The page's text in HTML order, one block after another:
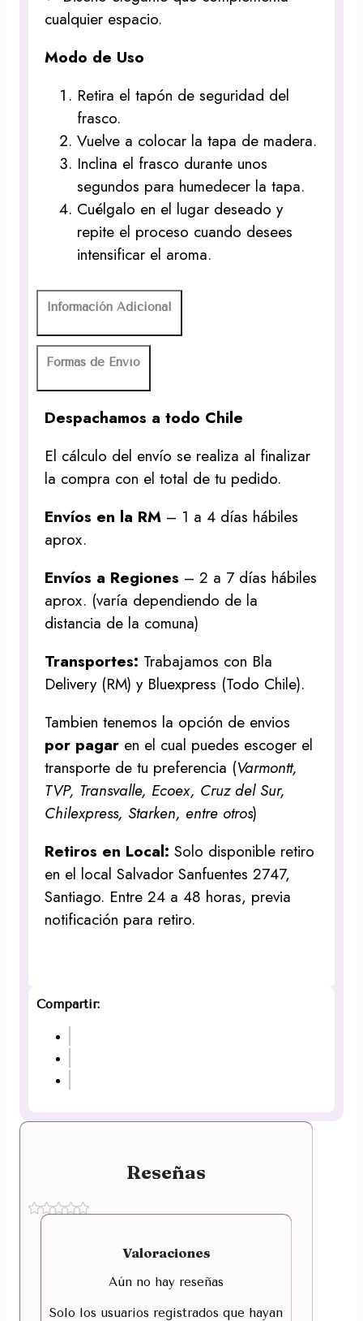
cualquier espacio.
Modo de Uso
Retira el tapón de seguridad del
frasco.
Vuelve a colocar la tapa de madera.
Inclina el frasco durante unos
segundos para humedecer la tapa.
Cuélgalo en el lugar deseado y
repite el proceso cuando desees
intensificar el aroma.
Información Adicional
Formas de Envío
Despachamos a todo Chile
El cálculo del envío se realiza al finalizar
la compra con el total de tu pedido.
Envíos en la RM – 1 a 4 días hábiles
aprox.
Envíos a Regiones – 2 a 7 días hábiles
aprox. (varía dependiendo de la
distancia de la comuna)
Transportes: Trabajamos con Bla
Delivery (RM) y Bluexpress (Todo Chile).
Tambien tenemos la opción de envios
por pagar en el cual puedes escoger el
transporte de tu preferencia (Varmontt,
TVP, Transvalle, Ecoex, Cruz del Sur,
Chilexpress, Starken, entre otros)
Retiros en Local:Solo disponible retiro
en el local Salvador Sanfuentes 2747,
Santiago. Entre 24 a 48 horas, previa
notificación para retiro.
Compartir:
Reseñas
Valoraciones
Aún no hay reseñas
Solo los usuarios registrados que hayan